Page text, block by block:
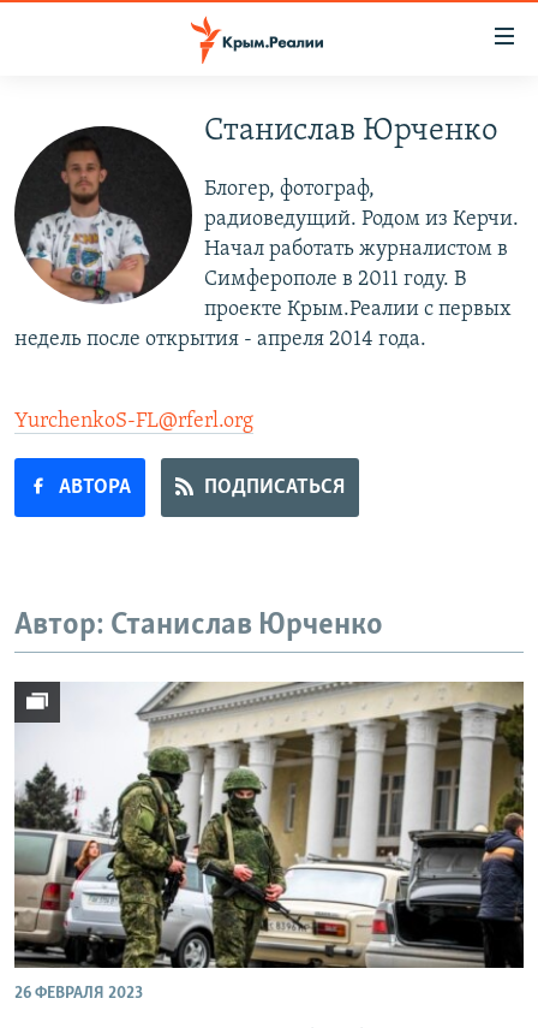
основному
содержанию
Вернутся
главной
навигации
Вернутся
НОВОСТИ
СПЕЦПРОЕКТЫ
ГРУЗ 200
КАРТА ВОЕННЫХ ОБЪЕКТОВ КРЫМА
11 ЛЕТ ОККУПАЦИИ КРЫМА. 11 ИСТОРИЙ СОПРОТИВЛЕНИЯ
ВОДА
ИСТОРИЯ
ЕЩЕ
ИНТЕРАКТИВ
ТЕЛЕПРОЕКТ КРЫМ.РЕАЛИИ
СОВЕТЫ ПРАВОЗАЩИТНИКОВ
ПРОПАВШИЕ БЕЗ ВЕСТИ
ELIFBE
УКРАИНСКАЯ ПРОБЛЕМА КРЫМА
РАДІО СВОБОДА
Qırımtatar
Все сайты RFE/RL
Станислав Юрченко
Блогер, фотограф,
радиоведущий. Родом из Керчи.
Начал работать журналистом в
Симферополе в 2011 году. В
проекте Крым.Реалии с первых
недель после открытия - апреля 2014 года.
YurchenkoS-FL@rferl.org
АВТОРА ПОДПИСАТЬСЯ
Автор: Станислав Юрченко
26 ФЕВРАЛЯ 2023